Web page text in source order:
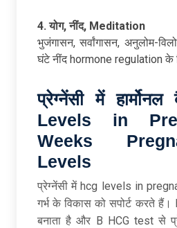
4. योग,नींद, Meditation
भुजंगासन, सर्वांगासन, अनुलोम-
घंटे नींद hormone regulation के
प्रेग्नेंसीमेंहार्मोनल
Levels in
Weeks
Levels
प्रेग्नेंसी में hcg levels in
गर्भ के विकास को सपोर्ट करते
बनाता है और B HCG test से